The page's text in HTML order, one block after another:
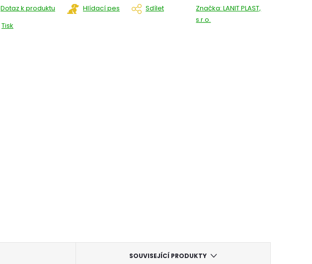
Tisk
Dotaz k produktu Hlídací pes Sdílet Značka:LANIT PLAST,
s.r.o.
SOUVISEJÍCÍ PRODUKTY